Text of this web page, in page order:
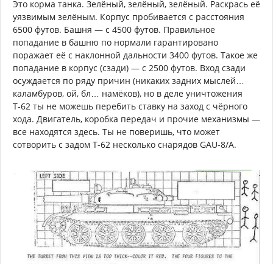
Это корма танка. Зелёный, зелёный, зелёный. Раскрась её
уязвимым зелёным. Корпус пробивается с расстояния
6500 футов. Башня — с 4500 футов. Правильное
попадание в башню по нормали гарантировано
поражает её с наклонной дальности 3400 футов. Такое же
попадание в корпус (сзади) — с 2500 футов. Вход сзади
осуждается по ряду причин (никаких задних мыслей…
каламбуров, ой, бл… намёков), но в деле уничтожения
Т-62 ты не можешь перебить ставку на заход с чёрного
хода. Двигатель, коробка передач и прочие механизмы —
все находятся здесь. Ты не поверишь, что может
сотворить с задом Т-62 несколько снарядов GAU-8/A.